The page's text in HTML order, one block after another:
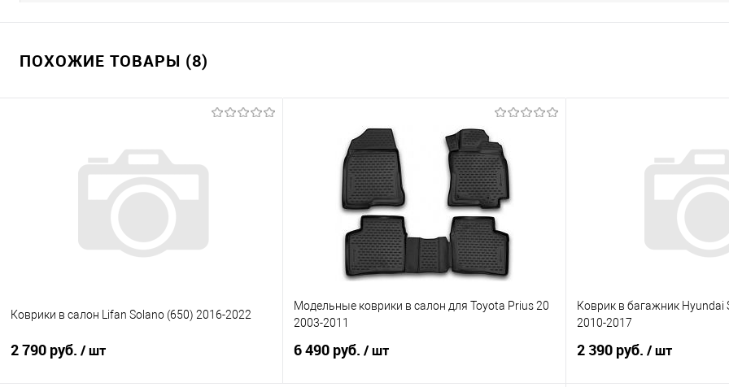
ПОХОЖИЕ ТОВАРЫ (8)
Коврики в салон Lifan Solano (650) 2016-2022
2 790 руб. / шт
Модельные коврики в салон для Toyota Prius 20
2003-2011
6 490 руб. / шт
Коврик в багажник Hyundai
2010-2017
2 390 руб. / шт